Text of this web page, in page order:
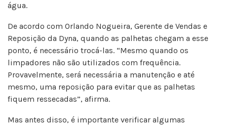
água.
De acordo com Orlando Nogueira, Gerente de Vendas e
Reposição da Dyna, quando as palhetas chegam a esse
ponto, é necessário trocá-las. “Mesmo quando os
limpadores não são utilizados com frequência.
Provavelmente, será necessária a manutenção e até
mesmo, uma reposição para evitar que as palhetas
fiquem ressecadas”, afirma.
Mas antes disso, é importante verificar algumas